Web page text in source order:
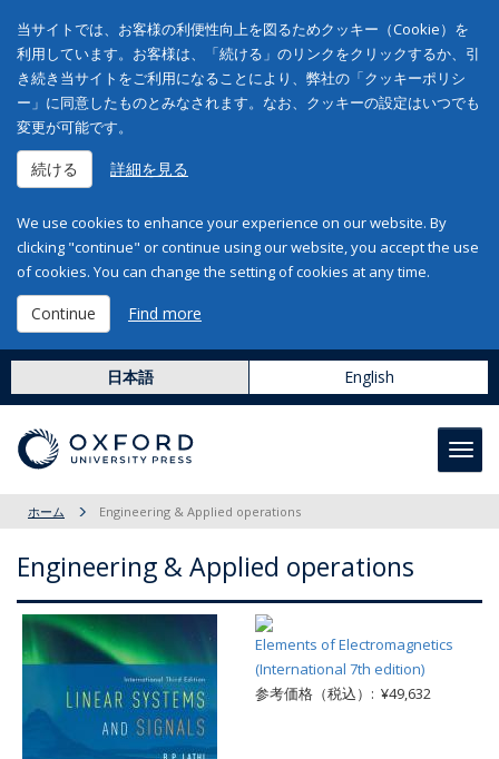
当サイトでは、お客様の利便性向上を図るためクッキー（Cookie）を
利用しています。お客様は、「続ける」のリンクをクリックするか、引
き続き当サイトをご利用になることにより、弊社の「クッキーポリシ
ー」に同意したものとみなされます。なお、クッキーの設定はいつでも
変更が可能です。
続ける 詳細を見る
We use cookies to enhance your experience on our website. By
clicking "continue" or continue using our website, you accept the use
of cookies. You can change the setting of cookies at any time.
Continue Find more
日本語 English
ホーム Engineering & Applied operations
Engineering & Applied operations
Elements of Electromagnetics
(International 7th edition)
参考価格（税込）: ¥49,632